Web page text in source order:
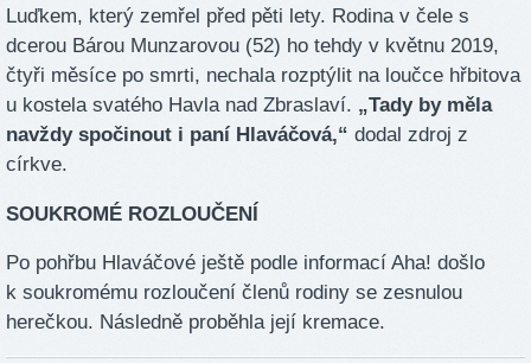
Luďkem, který zemřel před pěti lety. Rodina v čele s
dcerou Bárou Munzarovou (52) ho tehdy v květnu 2019,
čtyři měsíce po smrti, nechala rozptýlit na loučce hřbitova
u kostela svatého Havla nad Zbraslaví. „Tady by měla
navždy spočinout i paní Hlaváčová,“ dodal zdroj z
církve.
SOUKROMÉ ROZLOUČENÍ
Po pohřbu Hlaváčové ještě podle informací Aha! došlo
k soukromému rozloučení členů rodiny se zesnulou
herečkou. Následně proběhla její kremace.